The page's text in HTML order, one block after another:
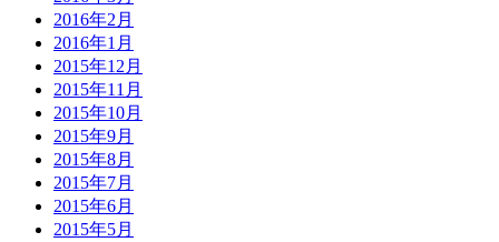
2016年2月
2016年1月
2015年12月
2015年11月
2015年10月
2015年9月
2015年8月
2015年7月
2015年6月
2015年5月